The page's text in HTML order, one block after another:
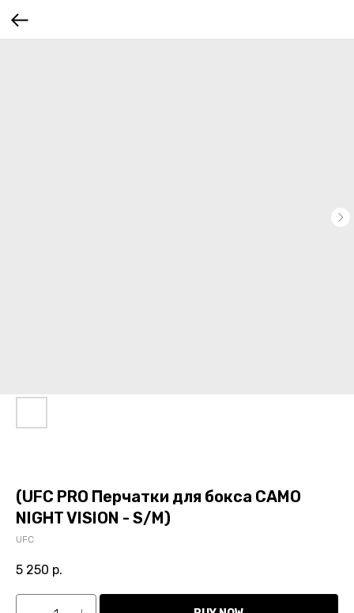
(UFC PRO Перчатки для бокса CAMO
NIGHT VISION - S/M)
UFC
5 250 р.